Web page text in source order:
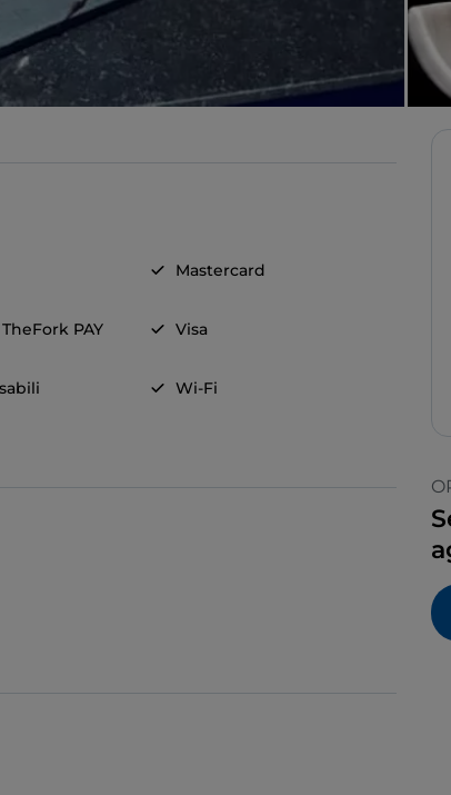
Mastercard
PAY Visa
Wi-Fi